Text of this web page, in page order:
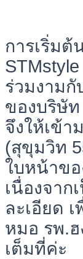
การเริ่ม
ร่วมงาม
ของบริษัท
จึงให้เข้
(สุขุมวิท
ใบหน้าขอ
เนื่องจาก
ละเอียด
หมอ รพ.
เต็มที่ค่ะ